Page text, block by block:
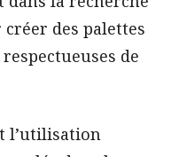
des palettes
de
l’utilisation